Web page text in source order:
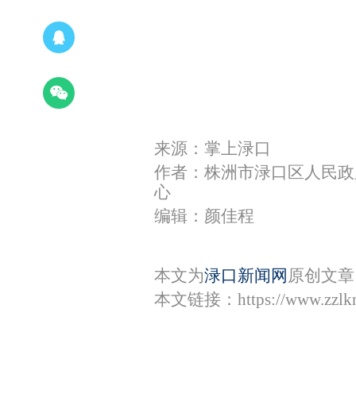
来源：掌上渌口
作者：株洲市渌口区人民
心
编辑：颜佳程
本文为渌口新闻网 原创文
本文链接： https://